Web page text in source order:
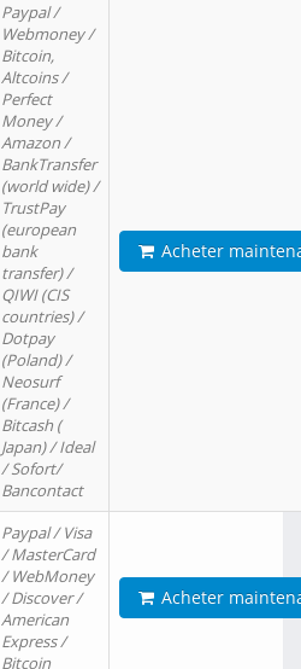
Paypal /
Webmoney /
Bitcoin,
Altcoins /
Perfect
Money /
Amazon /
BankTransfer
(world wide) /
TrustPay
(european
bank
transfer) /
QIWI (CIS
countries) /
Dotpay
(Poland) /
Neosurf
(France) /
Bitcash (
Japan) / Ideal
/ Sofort/
Bancontact
Acheter
Paypal / Visa
/ MasterCard
/ WebMoney
/ Discover /
American
Express /
Bitcoin
Acheter